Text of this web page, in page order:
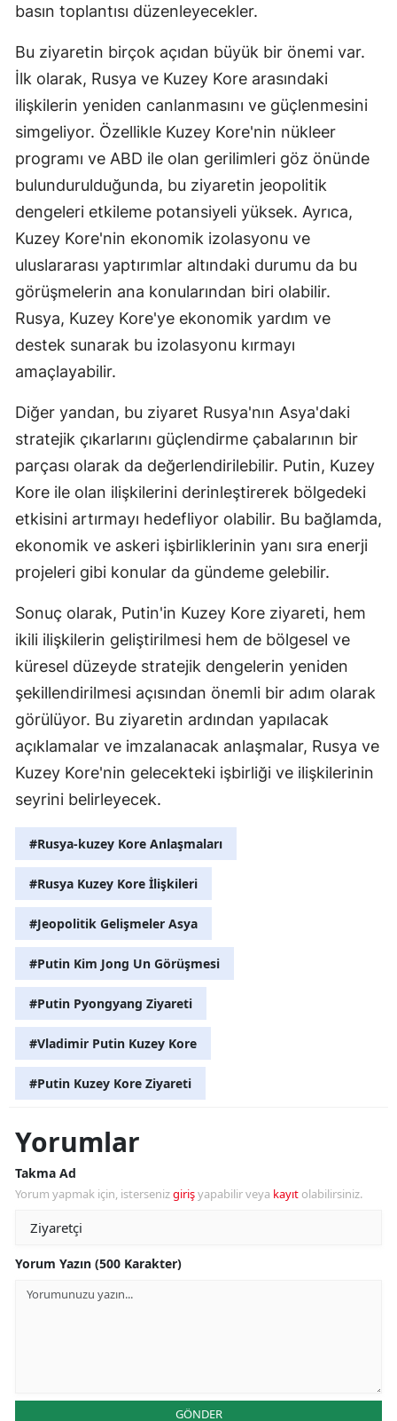
basın toplantısı düzenleyecekler.
Bu ziyaretin birçok açıdan büyük bir önemi var.
İlk olarak, Rusya ve Kuzey Kore arasındaki
ilişkilerin yeniden canlanmasını ve güçlenmesini
simgeliyor. Özellikle Kuzey Kore'nin nükleer
programı ve ABD ile olan gerilimleri göz önünde
bulundurulduğunda, bu ziyaretin jeopolitik
dengeleri etkileme potansiyeli yüksek. Ayrıca,
Kuzey Kore'nin ekonomik izolasyonu ve
uluslararası yaptırımlar altındaki durumu da bu
görüşmelerin ana konularından biri olabilir.
Rusya, Kuzey Kore'ye ekonomik yardım ve
destek sunarak bu izolasyonu kırmayı
amaçlayabilir.
Diğer yandan, bu ziyaret Rusya'nın Asya'daki
stratejik çıkarlarını güçlendirme çabalarının bir
parçası olarak da değerlendirilebilir. Putin, Kuzey
Kore ile olan ilişkilerini derinleştirerek bölgedeki
etkisini artırmayı hedefliyor olabilir. Bu bağlamda,
ekonomik ve askeri işbirliklerinin yanı sıra enerji
projeleri gibi konular da gündeme gelebilir.
Sonuç olarak, Putin'in Kuzey Kore ziyareti, hem
ikili ilişkilerin geliştirilmesi hem de bölgesel ve
küresel düzeyde stratejik dengelerin yeniden
şekillendirilmesi açısından önemli bir adım olarak
görülüyor. Bu ziyaretin ardından yapılacak
açıklamalar ve imzalanacak anlaşmalar, Rusya ve
Kuzey Kore'nin gelecekteki işbirliği ve ilişkilerinin
seyrini belirleyecek.
#Rusya-kuzey Kore Anlaşmaları
#Rusya Kuzey Kore İlişkileri
#Jeopolitik Gelişmeler Asya
#Putin Kim Jong Un Görüşmesi
#Putin Pyongyang Ziyareti
#Vladimir Putin Kuzey Kore
#Putin Kuzey Kore Ziyareti
Yorumlar
Takma Ad
Yorum yapmak için, istersenizgirişyapabilir veya kayıt olabilirsiniz.
Yorum Yazın (500 Karakter)
GÖNDER